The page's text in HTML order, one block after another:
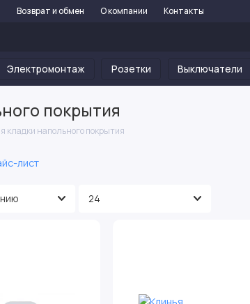
Возврат и обмен О компании Контакты
Электромонтаж Розетки Выключатели
покрытия
кладки напольного покрытия
лист